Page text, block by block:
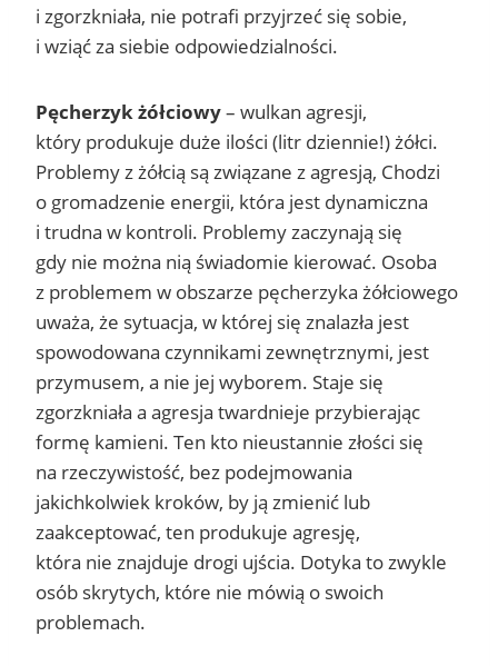
i zgorzkniała, nie potrafi przyjrzeć się sobie,
i wziąć za siebie odpowiedzialności.
Pęcherzyk żółciowy– wulkan agresji,
który produkuje duże ilości (litr dziennie!) żółci.
Problemy z żółcią są związane z agresją, Chodzi
o gromadzenie energii, która jest dynamiczna
i trudna w kontroli. Problemy zaczynają się
gdy nie można nią świadomie kierować. Osoba
z problemem w obszarze pęcherzyka żółciowego
uważa, że sytuacja, w której się znalazła jest
spowodowana czynnikami zewnętrznymi, jest
przymusem, a nie jej wyborem. Staje się
zgorzkniała a agresja twardnieje przybierając
formę kamieni. Ten kto nieustannie złości się
na rzeczywistość, bez podejmowania
jakichkolwiek kroków, by ją zmienić lub
zaakceptować, ten produkuje agresję,
która nie znajduje drogi ujścia. Dotyka to zwykle
osób skrytych, które nie mówią o swoich
problemach.